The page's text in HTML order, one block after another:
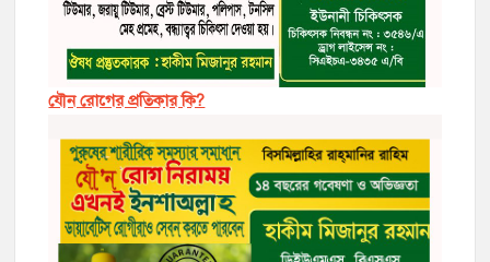
যৌন রোগের প্রতিকার কি?